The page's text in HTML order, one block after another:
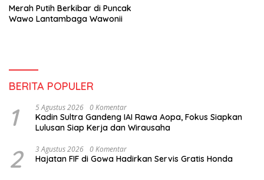
Merah Putih Berkibar di Puncak
Wawo Lantambaga Wawonii
BERITA POPULER
1 5 Agustus 2026 0 Komentar
Kadin Sultra Gandeng IAI Rawa Aopa, Fokus Siapkan
Lulusan Siap Kerja dan Wirausaha
2 3 Agustus 2026 0 Komentar
Hajatan FIF di Gowa Hadirkan Servis Gratis Honda